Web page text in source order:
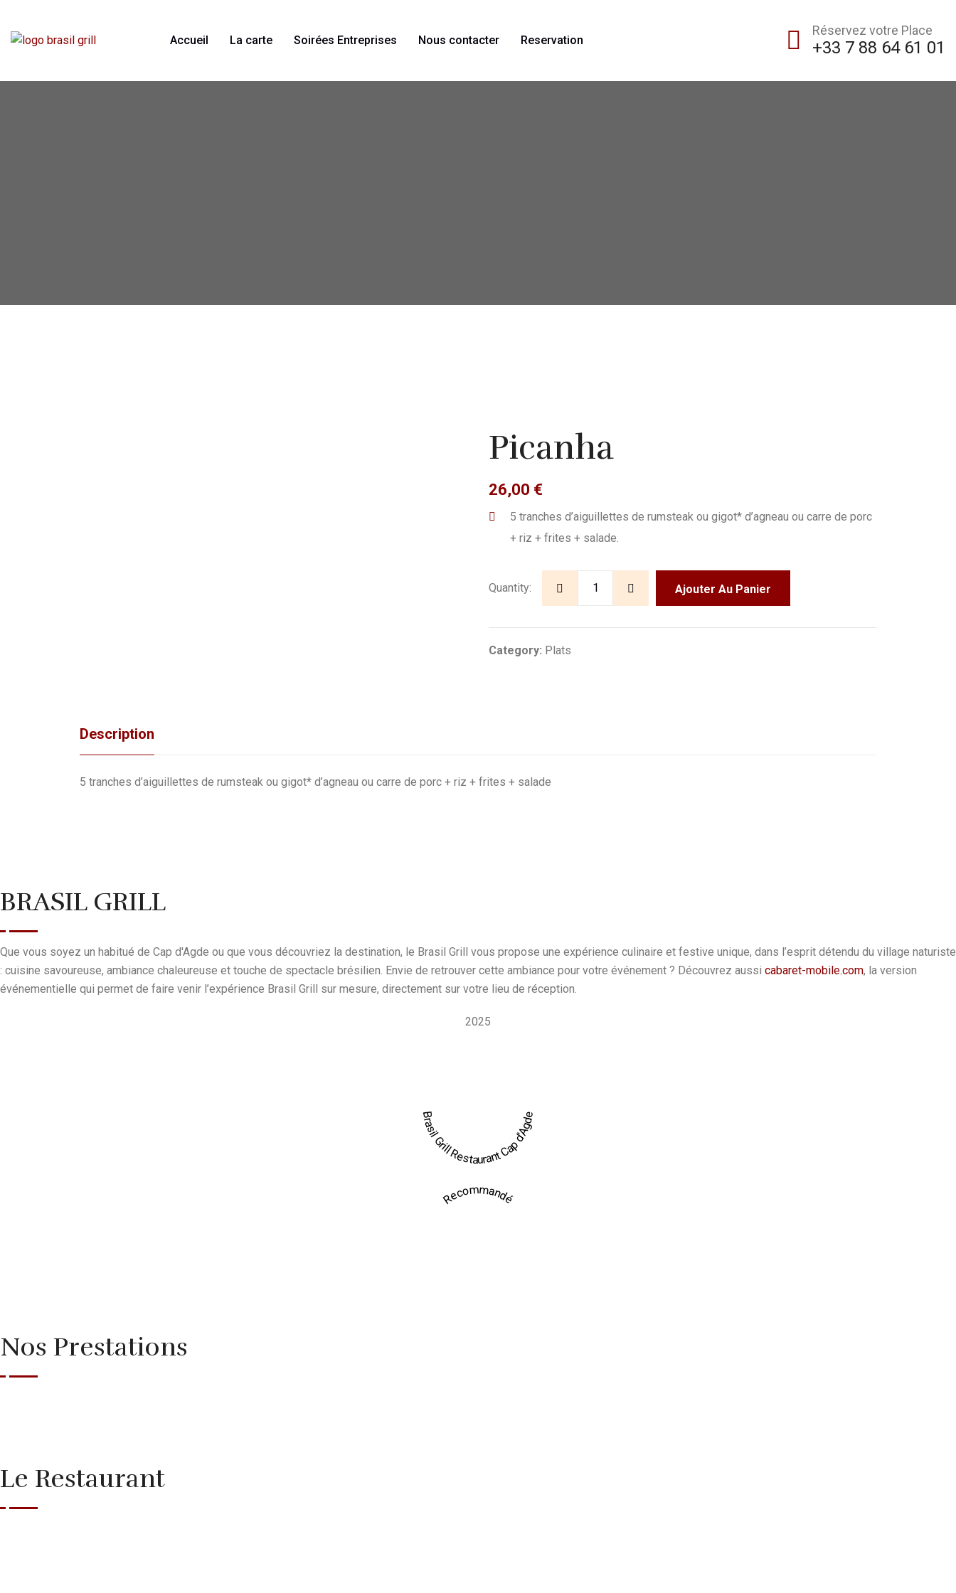
Accueil La carte Soirées Entreprises Nous contacter Reservation
Réservez votre Place
+33 7 88 64 61 01
Picanha
26,00 €
5 tranches d’aiguillettes de rumsteak ou gigot* d’agneau ou carre de porc
+ riz + frites + salade.
Quantity: Ajouter Au Panier
Category: Plats
Description
5 tranches d’aiguillettes de rumsteak ou gigot* d’agneau ou carre de porc + riz + frites + salade
BRASIL GRILL
Que vous soyez un habitué de Cap d'Agde ou que vous découvriez la destination, le Brasil Grill vous propose une expérience culinaire et festive unique, dans l’esprit détendu du village naturiste
: cuisine savoureuse, ambiance chaleureuse et touche de spectacle brésilien. Envie de retrouver cette ambiance pour votre événement ? Découvrez aussi cabaret-mobile.com, la version
événementielle qui permet de faire venir l’expérience Brasil Grill sur mesure, directement sur votre lieu de réception.
2025
Brasil Grill Restaurant Cap d'Agde
Recommandé
Nos Prestations
Le Restaurant